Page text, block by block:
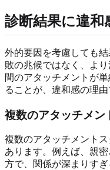
診断結果に違和
外的要因を考慮しても
敗の兆候ではなく、よ
間のアタッチメントが
ることが、違和感の理
複数のアタッチメン
複数のアタッチメント
あります。例えば、親
方で、関係が深まりす